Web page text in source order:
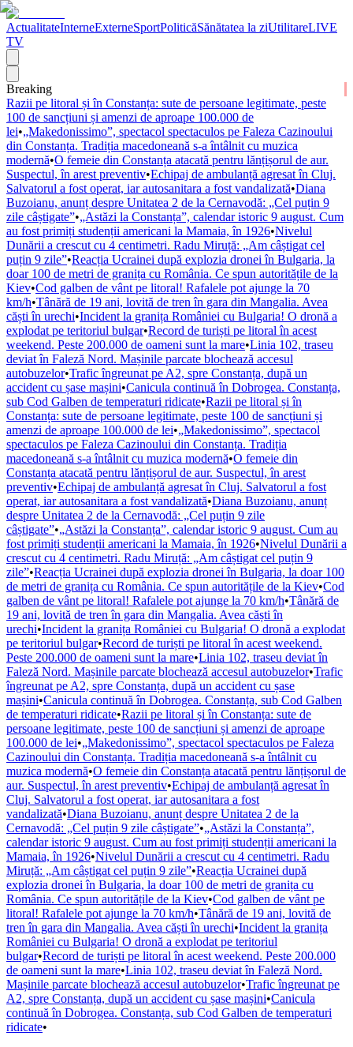
ActualitateInterneExterneSportPoliticăSănătatea la ziUtilitareLIVE
TV
Breaking
Razii pe litoral și în Constanța: sute de persoane legitimate, peste
100 de sancțiuni și amenzi de aproape 100.000 de
lei•„Makedonissimo”, spectacol spectaculos pe Faleza Cazinoului
din Constanța. Tradiția macedoneană s-a întâlnit cu muzica
modernă•O femeie din Constanța atacată pentru lănțișorul de aur.
Suspectul, în arest preventiv•Echipaj de ambulanță agresat în Cluj.
Salvatorul a fost operat, iar autosanitara a fost vandalizată•Diana
Buzoianu, anunț despre Unitatea 2 de la Cernavodă: „Cel puțin 9
zile câștigate”•„Astăzi la Constanța”, calendar istoric 9 august. Cum
au fost primiți studenții americani la Mamaia, în 1926•Nivelul
Dunării a crescut cu 4 centimetri. Radu Miruță: „Am câștigat cel
puțin 9 zile”•Reacția Ucrainei după explozia dronei în Bulgaria, la
doar 100 de metri de granița cu România. Ce spun autoritățile de la
Kiev•Cod galben de vânt pe litoral! Rafalele pot ajunge la 70
km/h•Tânără de 19 ani, lovită de tren în gara din Mangalia. Avea
căști în urechi•Incident la granița României cu Bulgaria! O dronă a
explodat pe teritoriul bulgar•Record de turiști pe litoral în acest
weekend. Peste 200.000 de oameni sunt la mare•Linia 102, traseu
deviat în Faleză Nord. Mașinile parcate blochează accesul
autobuzelor•Trafic îngreunat pe A2, spre Constanța, după un
accident cu șase mașini•Canicula continuă în Dobrogea. Constanța,
sub Cod Galben de temperaturi ridicate•Razii pe litoral și în
Constanța: sute de persoane legitimate, peste 100 de sancțiuni și
amenzi de aproape 100.000 de lei•„Makedonissimo”, spectacol
spectaculos pe Faleza Cazinoului din Constanța. Tradiția
macedoneană s-a întâlnit cu muzica modernă•O femeie din
Constanța atacată pentru lănțișorul de aur. Suspectul, în arest
preventiv•Echipaj de ambulanță agresat în Cluj. Salvatorul a fost
operat, iar autosanitara a fost vandalizată•Diana Buzoianu, anunț
despre Unitatea 2 de la Cernavodă: „Cel puțin 9 zile
câștigate”•„Astăzi la Constanța”, calendar istoric 9 august. Cum au
fost primiți studenții americani la Mamaia, în 1926•Nivelul Dunării a
crescut cu 4 centimetri. Radu Miruță: „Am câștigat cel puțin 9
zile”•Reacția Ucrainei după explozia dronei în Bulgaria, la doar 100
de metri de granița cu România. Ce spun autoritățile de la Kiev•Cod
galben de vânt pe litoral! Rafalele pot ajunge la 70 km/h•Tânără de
19 ani, lovită de tren în gara din Mangalia. Avea căști în
urechi•Incident la granița României cu Bulgaria! O dronă a explodat
pe teritoriul bulgar•Record de turiști pe litoral în acest weekend.
Peste 200.000 de oameni sunt la mare•Linia 102, traseu deviat în
Faleză Nord. Mașinile parcate blochează accesul autobuzelor•Trafic
îngreunat pe A2, spre Constanța, după un accident cu șase
mașini•Canicula continuă în Dobrogea. Constanța, sub Cod Galben
de temperaturi ridicate•Razii pe litoral și în Constanța: sute de
persoane legitimate, peste 100 de sancțiuni și amenzi de aproape
100.000 de lei•„Makedonissimo”, spectacol spectaculos pe Faleza
Cazinoului din Constanța. Tradiția macedoneană s-a întâlnit cu
muzica modernă•O femeie din Constanța atacată pentru lănțișorul de
aur. Suspectul, în arest preventiv•Echipaj de ambulanță agresat în
Cluj. Salvatorul a fost operat, iar autosanitara a fost
vandalizată•Diana Buzoianu, anunț despre Unitatea 2 de la
Cernavodă: „Cel puțin 9 zile câștigate”•„Astăzi la Constanța”,
calendar istoric 9 august. Cum au fost primiți studenții americani la
Mamaia, în 1926•Nivelul Dunării a crescut cu 4 centimetri. Radu
Miruță: „Am câștigat cel puțin 9 zile”•Reacția Ucrainei după
explozia dronei în Bulgaria, la doar 100 de metri de granița cu
România. Ce spun autoritățile de la Kiev•Cod galben de vânt pe
litoral! Rafalele pot ajunge la 70 km/h•Tânără de 19 ani, lovită de
tren în gara din Mangalia. Avea căști în urechi•Incident la granița
României cu Bulgaria! O dronă a explodat pe teritoriul
bulgar•Record de turiști pe litoral în acest weekend. Peste 200.000
de oameni sunt la mare•Linia 102, traseu deviat în Faleză Nord.
Mașinile parcate blochează accesul autobuzelor•Trafic îngreunat pe
A2, spre Constanța, după un accident cu șase mașini•Canicula
continuă în Dobrogea. Constanța, sub Cod Galben de temperaturi
ridicate•